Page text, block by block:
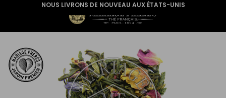
NOUS LIVRONS DE NOUVEAU AUX ÉTATS-UNIS